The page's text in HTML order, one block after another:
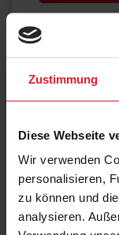
Zustimmung
Diese Webseite
Wir verwenden
personalisieren,
zu können und
analysieren.
19.08.26
Frankfurt am
Maxpert
02.09.26
Garantierter